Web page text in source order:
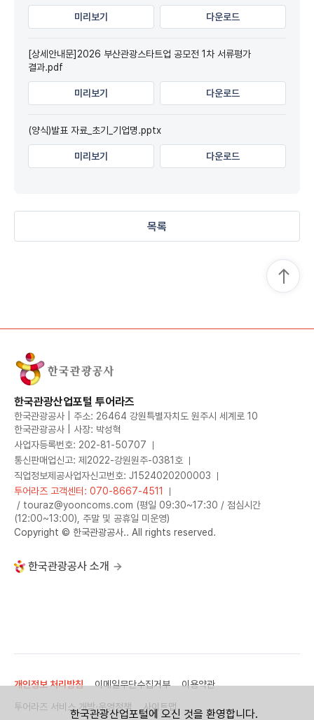
미리보기 다운로드
[상세안내문]2026 부산관광스타트업 공모전 1차 서류평가
결과.pdf
미리보기 다운로드
(양식)발표 자료_초기_기업명.pptx
미리보기 다운로드
목록
한국관광산업포털 투어라즈
한국관광공사 | 주소: 26464 강원특별자치도 원주시 세계로 10
한국관광공사 | 사장: 박성혁
사업자등록번호: 202-81-50707
통신판매업신고: 제2022-강원원주-0381호
직업정보제공사업자신고번호: J1524020200003
투어라즈 고객센터: 070-8667-4511
/ touraz@yooncoms.com (평일 09:30~17:30 / 점심시간
(12:00~13:00), 주말 및 공휴일 미운영)
Copyright © 한국관광공사.. All rights reserved.
한국관광공사 소개
개인정보 처리방침 이메일무단수집거부
이용약관
투어라즈 서비스 개방·운영정책
사이트맵
한국관광산업포털에 오신 것을 환영합니다.